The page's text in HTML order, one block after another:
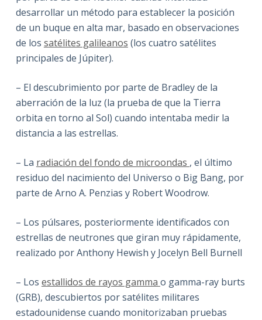
desarrollar un método para establecer la posición
de un buque en alta mar, basado en observaciones
de los satélites galileanos (los cuatro satélites
principales de Júpiter).
– El descubrimiento por parte de Bradley de la
aberración de la luz (la prueba de que la Tierra
orbita en torno al Sol) cuando intentaba medir la
distancia a las estrellas.
– La radiación del fondo de microondas , el último
residuo del nacimiento del Universo o Big Bang, por
parte de Arno A. Penzias y Robert Woodrow.
– Los púlsares, posteriormente identificados con
estrellas de neutrones que giran muy rápidamente,
realizado por Anthony Hewish y Jocelyn Bell Burnell
– Los estallidos de rayos gamma o gamma-ray burts
(GRB), descubiertos por satélites militares
estadounidense cuando monitorizaban pruebas